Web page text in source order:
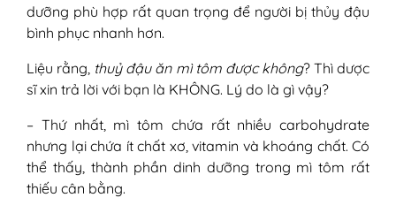
dưỡng phù hợp rất quan trọng để người bị thủy đậu
bình phục nhanh hơn.
Liệu rằng, thuỷ đậu ăn mì tôm được không? Thì dược
sĩ xin trả lời với bạn là KHÔNG. Lý do là gì vậy?
– Thứ nhất, mì tôm chứa rất nhiều carbohydrate
nhưng lại chứa ít chất xơ, vitamin và khoáng chất. Có
thể thấy, thành phần dinh dưỡng trong mì tôm rất
thiếu cân bằng.